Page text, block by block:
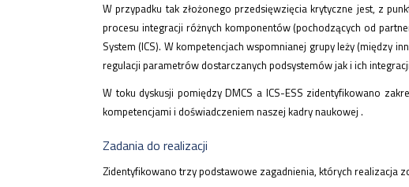
W przypadku tak złożonego przedsięwzięcia krytyczne jest, z
procesu integracji różnych komponentów (pochodzących od
System (ICS). W kompetencjach wspomnianej grupy leży (między
regulacji parametrów dostarczanych podsystemów jak i ich
W toku dyskusji pomiędzy DMCS a ICS-ESS zidentyfikowano
kompetencjami i doświadczeniem naszej kadry naukowej .
Zadania do realizacji
Zidentyfikowano trzy podstawowe zagadnienia, których realizacja